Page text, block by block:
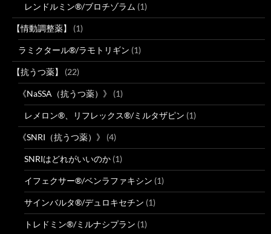
レンドルミン®/ブロチゾラム (1)
【情動調整薬】 (1)
ラミクタール®/ラモトリギン (1)
【抗うつ薬】 (22)
《NaSSA（抗うつ薬）》 (1)
レメロン®、リフレックス®/ミルタザピン (1)
《SNRI（抗うつ薬）》 (4)
SNRIはどれがいいのか (1)
イフェクサー®/ベンラファキシン (1)
サインバルタ®/デュロキセチン (1)
トレドミン®/ミルナシプラン (1)